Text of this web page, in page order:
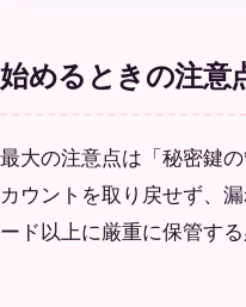
始めるときの注意
最大の注意点は「秘密鍵
カウントを取り戻せず、
ード以上に厳重に保管する